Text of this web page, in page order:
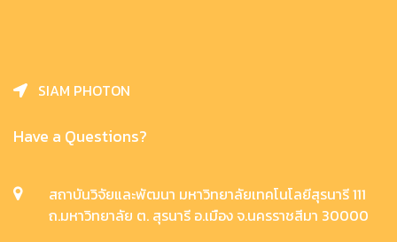
SIAM PHOTON
Have a Questions?
สถาบันวิจัยและพัฒนา มหาวิทยาลัยเทคโนโลยีสุรนารี 111
ถ.มหาวิทยาลัย ต. สุรนารี อ.เมือง จ.นครราชสีมา 30000